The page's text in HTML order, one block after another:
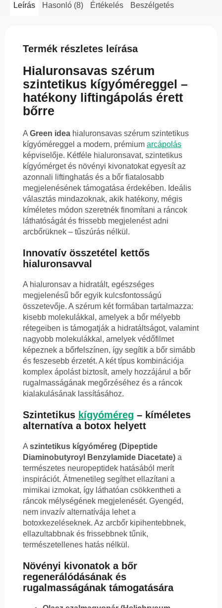
Leírás Hasonló (8) Értékelés Beszélgetés
Termék részletes leírása
Hialuronsavas szérum
szintetikus kígyóméreggel –
hatékony liftingápolás érett
bőrre
A Green idea hialuronsavas szérum szintetikus
kígyóméreggel a modern, prémium arcápolás
képviselője. Kétféle hialuronsavat, szintetikus
kígyómérget és növényi kivonatokat egyesít az
azonnali liftinghatás és a bőr fiatalosabb
megjelenésének támogatása érdekében. Ideális
választás mindazoknak, akik hatékony, mégis
kíméletes módon szeretnék finomítani a ráncok
láthatóságát és frissebb megjelenést adni
arcbőrüknek – tűszúrás nélkül.
Innovatív összetétel kettős
hialuronsavval
A hialuronsav a hidratált, egészséges
megjelenésű bőr egyik kulcsfontosságú
összetevője. A szérum két formában tartalmazza:
kisebb molekulákkal, amelyek a bőr mélyebb
rétegeiben is támogatják a hidratáltságot, valamint
nagyobb molekulákkal, amelyek védőfilmet
képeznek a bőrfelszínen, így segítik a bőr simább
és feszesebb érzetét. A két típus kombinációja
komplex ápolást biztosít, amely hozzájárul a bőr
rugalmasságának megőrzéséhez és a ráncok
kialakulásának lassításához.
Szintetikus kígyóméreg – kíméletes
alternatíva a botox helyett
A szintetikus kígyóméreg (Dipeptide
Diaminobutyroyl Benzylamide Diacetate) a
természetes neuropeptidek hatásából merít
inspirációt. Átmenetileg segíthet ellazítani a
mimikai izmokat, így láthatóan csökkentheti a
ráncok mélységének megjelenését. Gyengéd,
nem invazív alternatívája lehet a
botoxkezeléseknek. Az arcbőr kipihentebbnek,
ellazultabbnak és frissebbnek tűnik,
természetellenes hatás nélkül.
Növényi kivonatok a bőr
regenerálódásának és
rugalmasságának támogatására